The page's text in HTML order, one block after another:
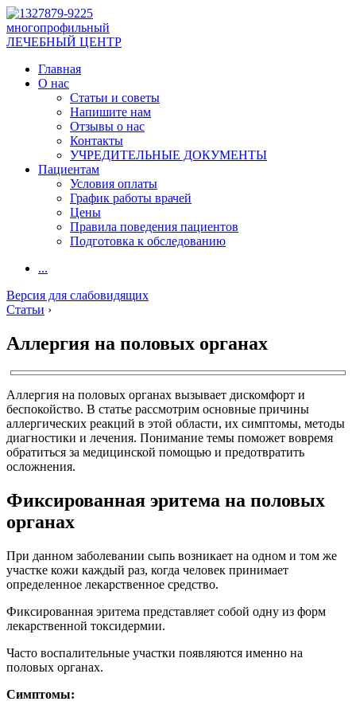
многопрофильный
ЛЕЧЕБНЫЙ ЦЕНТР
Главная
О нас
Статьи и советы
Напишите нам
Отзывы о нас
Контакты
УЧРЕДИТЕЛЬНЫЕ ДОКУМЕНТЫ
Пациентам
Условия оплаты
График работы врачей
Цены
Правила поведения пациентов
Подготовка к обследованию
...
Версия для слабовидящих
Статьи ›
Аллергия на половых органах
Аллергия на половых органах вызывает дискомфорт и
беспокойство. В статье рассмотрим основные причины
аллергических реакций в этой области, их симптомы, методы
диагностики и лечения. Понимание темы поможет вовремя
обратиться за медицинской помощью и предотвратить
осложнения.
Фиксированная эритема на половых
органах
При данном заболевании сыпь возникает на одном и том же
участке кожи каждый раз, когда человек принимает
определенное лекарственное средство.
Фиксированная эритема представляет собой одну из форм
лекарственной токсидермии.
Часто воспалительные участки появляются именно на
половых органах.
Симптомы: